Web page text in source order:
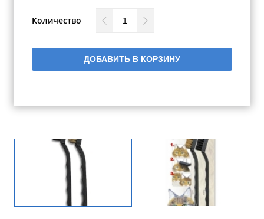
Количество
ДОБАВИТЬ В КОРЗИНУ